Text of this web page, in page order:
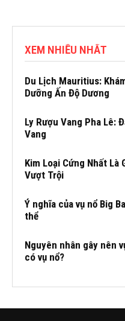
XEM NHIỀU NHẤT
Du Lịch Mauritius:
Dưỡng Ấn Độ Dương
Ly Rượu Vang Pha Lê:
Vang
Kim Loại Cứng Nhất Là
Vượt Trội
Ý nghĩa của vụ nổ Big
thể
Nguyên nhân gây nên
có vụ nổ?